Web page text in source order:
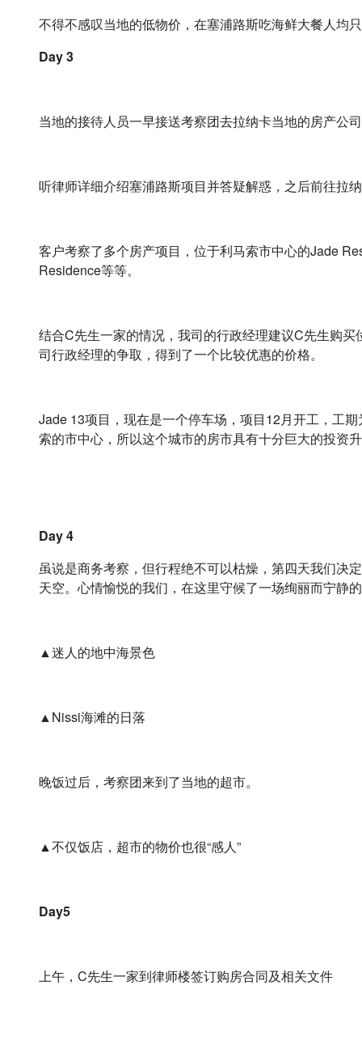
不得不感叹当地的低物价，在塞浦路斯吃海鲜大餐人均
Day 3
当地的接待人员一早接送考察团去拉纳卡当地的房产公
听律师详细介绍塞浦路斯项目并答疑解惑，之后前往拉
客户考察了多个房产项目，位于利马索市中心的Jade
Residence等等。
结合C先生一家的情况，我司的行政经理建议C先生购
司行政经理的争取，得到了一个比较优惠的价格。
Jade 13项目，现在是一个停车场，项目12月开工，工
索的市中心，所以这个城市的房市具有十分巨大的投资
Day 4
虽说是商务考察，但行程绝不可以枯燥，第四天我们决
天空。心情愉悦的我们，在这里守候了一场绚丽而宁静
▲迷人的地中海景色
▲Nissi海滩的日落
晚饭过后，考察团来到了当地的超市。
▲不仅饭店，超市的物价也很“感人”
Day5
上午，C先生一家到律师楼签订购房合同及相关文件